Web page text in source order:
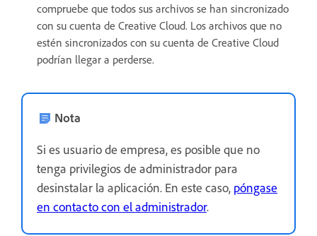
compruebe que todos sus archivos se han sincronizado
con su cuenta de Creative Cloud. Los archivos que no
estén sincronizados con su cuenta de Creative Cloud
podrían llegar a perderse.
Nota
Si es usuario de empresa, es posible que no
tenga privilegios de administrador para
desinstalar la aplicación. En este caso, póngase
en contacto con el administrador.